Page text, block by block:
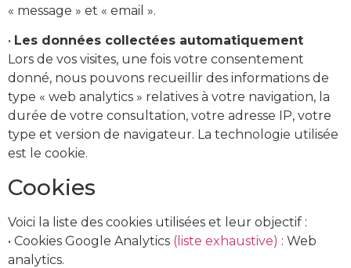
« message » et « email ».
• Les données collectées automatiquement
Lors de vos visites, une fois votre consentement
donné, nous pouvons recueillir des informations de
type « web analytics » relatives à votre navigation, la
durée de votre consultation, votre adresse IP, votre
type et version de navigateur. La technologie utilisée
est le cookie.
Cookies
Voici la liste des cookies utilisées et leur objectif :
• Cookies Google Analytics (liste exhaustive) : Web
analytics.